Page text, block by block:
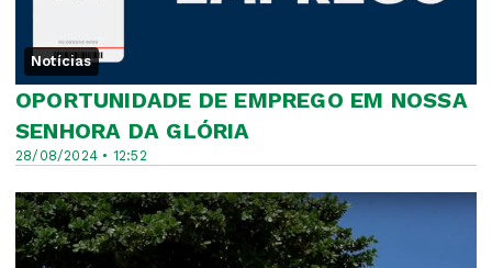
Notícias
28/08/2024 • 12:52
OPORTUNIDADE DE EMPREGO EM NOSSA
SENHORA DA GLÓRIA